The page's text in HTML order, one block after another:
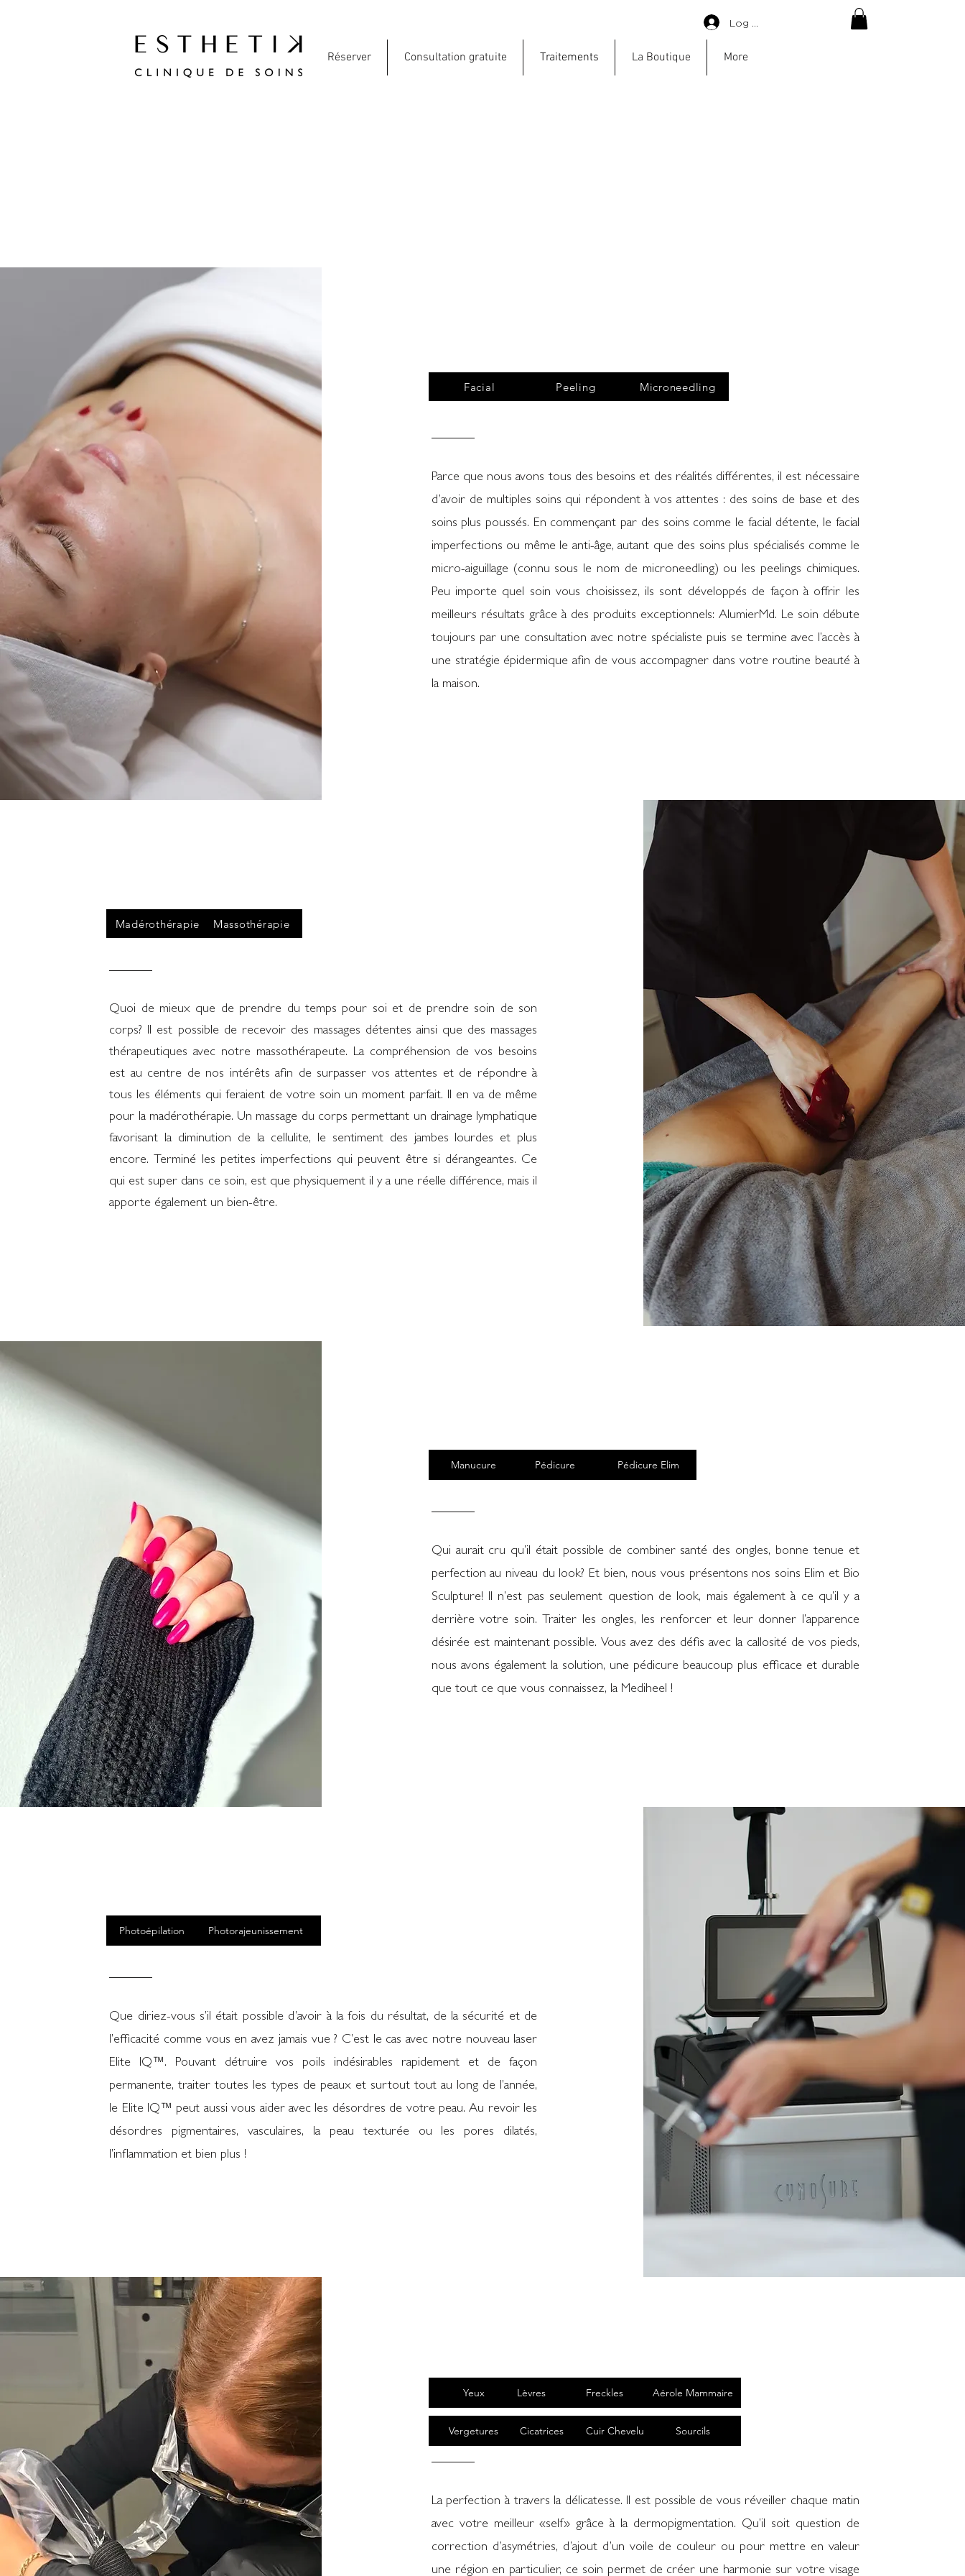
Log in
Réserver Consultation gratuite Traitements La Boutique More
Facial Peeling Microneedling
Parce que nous avons tous des besoins et des réalités différentes, il est nécessaire
d’avoir de multiples soins qui répondent à vos attentes : des soins de base et des
soins plus poussés. En commençant par des soins comme le facial détente, le facial
imperfections ou même le anti-âge, autant que des soins plus spécialisés comme le
micro-aiguillage (connu sous le nom de microneedling) ou les peelings chimiques.
Peu importe quel soin vous choisissez, ils sont développés de façon à offrir les
meilleurs résultats grâce à des produits exceptionnels: AlumierMd. Le soin débute
toujours par une consultation avec notre spécialiste puis se termine avec l’accès à
une stratégie épidermique afin de vous accompagner dans votre routine beauté à
la maison.
Madérothérapie Massothérapie
Quoi de mieux que de prendre du temps pour soi et de prendre soin de son
corps? Il est possible de recevoir des massages détentes ainsi que des massages
thérapeutiques avec notre massothérapeute. La compréhension de vos besoins
est au centre de nos intérêts afin de surpasser vos attentes et de répondre à
tous les éléments qui feraient de votre soin un moment parfait. Il en va de même
pour la madérothérapie. Un massage du corps permettant un drainage lymphatique
favorisant la diminution de la cellulite, le sentiment des jambes lourdes et plus
encore. Terminé les petites imperfections qui peuvent être si dérangeantes. Ce
qui est super dans ce soin, est que physiquement il y a une réelle différence, mais il
apporte également un bien-être.
Manucure Pédicure Pédicure Elim
Qui aurait cru qu’il était possible de combiner santé des ongles, bonne tenue et
perfection au niveau du look? Et bien, nous vous présentons nos soins Elim et Bio
Sculpture! Il n’est pas seulement question de look, mais également à ce qu’il y a
derrière votre soin. Traiter les ongles, les renforcer et leur donner l’apparence
désirée est maintenant possible. Vous avez des défis avec la callosité de vos pieds,
nous avons également la solution, une pédicure beaucoup plus efficace et durable
que tout ce que vous connaissez, la Mediheel !
Photoépilation Photorajeunissement
Que diriez-vous s’il était possible d’avoir à la fois du résultat, de la sécurité et de
l’efficacité comme vous en avez jamais vue ? C’est le cas avec notre nouveau laser
Elite IQ™. Pouvant détruire vos poils indésirables rapidement et de façon
permanente, traiter toutes les types de peaux et surtout tout au long de l’année,
le Elite IQ™ peut aussi vous aider avec les désordres de votre peau. Au revoir les
désordres pigmentaires, vasculaires, la peau texturée ou les pores dilatés,
l’inflammation et bien plus !
Yeux Lèvres Freckles Aérole Mammaire
Cuir Chevelu
Vergetures Cicatrices Sourcils
La perfection à travers la délicatesse. Il est possible de vous réveiller chaque matin
avec votre meilleur «self» grâce à la dermopigmentation. Qu’il soit question de
correction d’asymétries, d’ajout d’un voile de couleur ou pour mettre en valeur
une région en particulier, ce soin permet de créer une harmonie sur votre visage